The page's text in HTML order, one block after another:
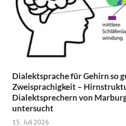
Dialektsprache für Gehirn so
Zweisprachigkeit –
Dialektsprechern von
untersucht
15. Juli 2026